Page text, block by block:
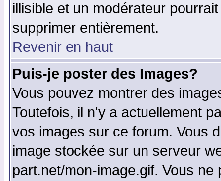
illisible et un modérateur
supprimer entièrement.
Revenir en haut
Puis-je poster des Images?
Vous pouvez montrer des
Toutefois, il n'y a actuellement
vos images sur ce forum. Vous
image stockée sur un serveur
part.net/mon-image.gif. Vous